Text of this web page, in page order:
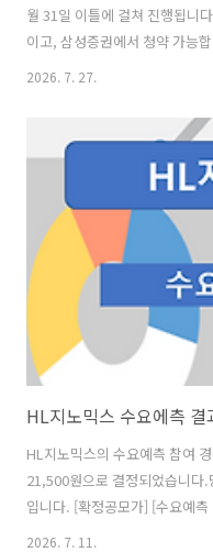
월 31일 이틀에 걸쳐 진행됩니
이고, 삼성증권에서 청약 가능
알아보겠습니다. [사업현황] 인
복구하고 정상화하는 기술과
은 혈관내피세포 단일층을 중
일층이 새거나 (혈관누출,
증, Vascular Inflammation),
응고반응으로 작은 혈전
2026. 7. 27.
HL지노믹스 수요에측
HL지노믹스의 수요예측 참여
21,500원으로 결정되었습니다
입니다. [확정공모가] [수요예측
2026. 7. 11.